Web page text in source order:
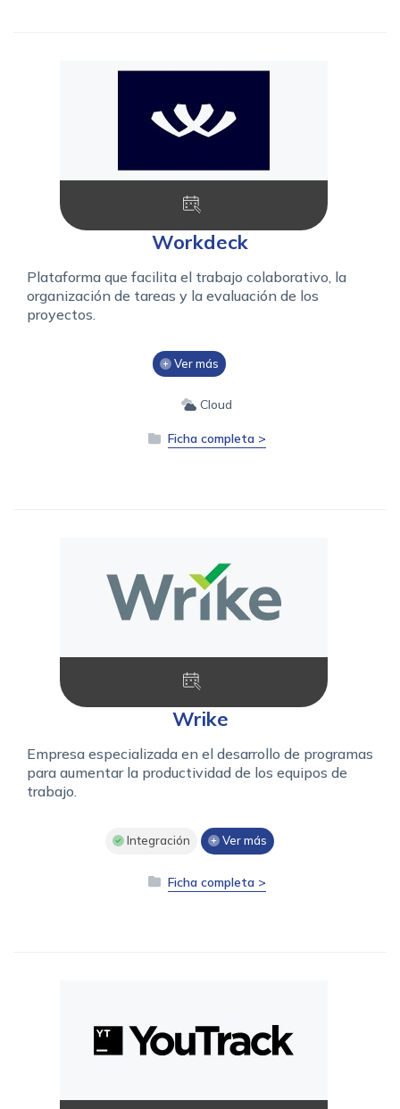
Workdeck
Plataforma que facilita el trabajo colaborativo, la
organización de tareas y la evaluación de los
proyectos.
Ver más
Cloud
Ficha completa >
Wrike
Empresa especializada en el desarrollo de programas
para aumentar la productividad de los equipos de
trabajo.
Integración Ver más
Ficha completa >